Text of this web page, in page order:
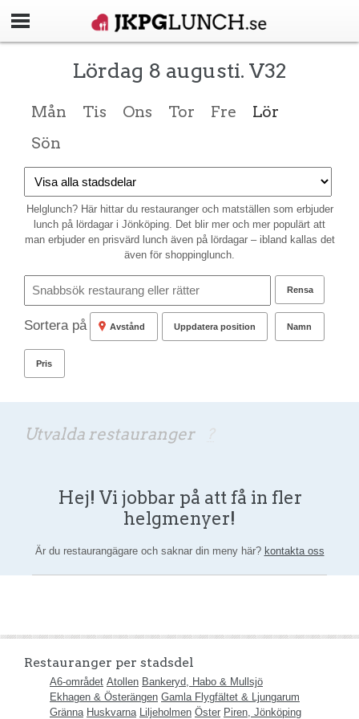
Lördag 8 augusti. V32
Mån Tis Ons Tor Fre
Lör
Sön
Helglunch? Här hittar du restauranger och matställen som erbjuder
lunch på lördagar i Jönköping. Det blir mer och mer populärt att
man erbjuder en prisvärd lunch även på lördagar – ibland kallas det
även för shoppinglunch.
Rensa
Sortera på Avstånd Uppdatera position Namn
Pris
Utvalda restauranger ?
Hej! Vi jobbar på att få in fler
helgmenyer!
Är du restaurangägare och saknar din meny här? kontakta oss
Restauranger per stadsdel
A6-området Atollen Bankeryd, Habo & Mullsjö
Ekhagen & Österängen Gamla Flygfältet & Ljungarum
Gränna Huskvarna Liljeholmen Öster Piren, Jönköping